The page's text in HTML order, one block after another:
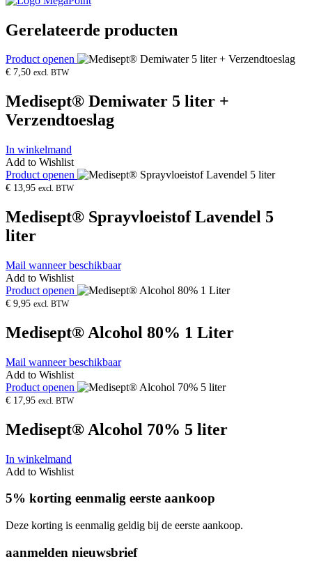
Gerelateerde producten
Product openen
€ 7,50 excl. BTW
Medisept® Demiwater 5 liter +
Verzendtoeslag
In winkelmand
Add to Wishlist
Product openen
€ 13,95 excl. BTW
Medisept® Sprayvloeistof Lavendel 5
liter
Mail wanneer beschikbaar
Add to Wishlist
Product openen
€ 9,95 excl. BTW
Medisept® Alcohol 80% 1 Liter
Mail wanneer beschikbaar
Add to Wishlist
Product openen
€ 17,95 excl. BTW
Medisept® Alcohol 70% 5 liter
In winkelmand
Add to Wishlist
5% korting eenmalig eerste aankoop
Deze korting is eenmalig geldig bij de eerste aankoop.
aanmelden nieuwsbrief